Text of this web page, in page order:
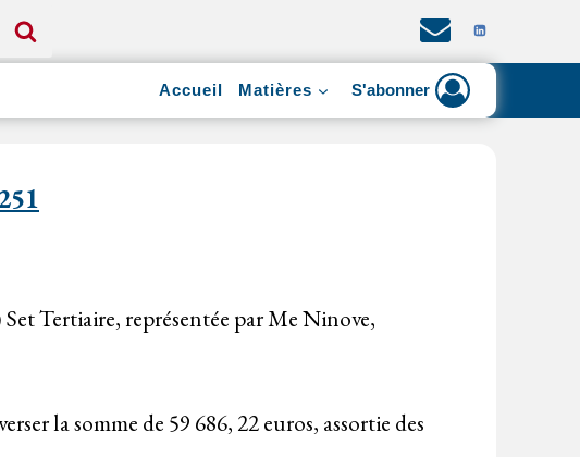
Accueil Matières S'abonner
Tertiaire, représentée par Me Ninove,
la somme de 59 686, 22 euros, assortie des